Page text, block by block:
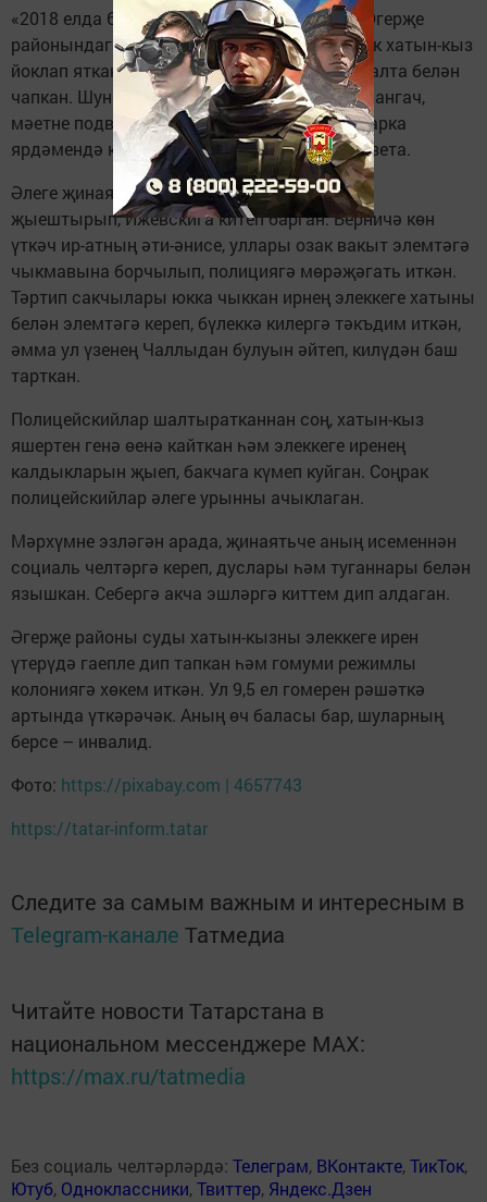
«2018 елда 6 июньнән 7сенә каршы төндә Әгерҗе
районындагы бер авылда яшәүче 33 яшьлек хатын-кыз
йоклап яткан иренең муенына ике тапкыр балта белән
чапкан. Шуннан соң аның үле икәнлегенә инангач,
мәетне подвалга ташлаган һәм балта, болгарка
ярдәмендә кисәкләргә аерган», - дип яза газета.
Әлеге җинаятьне кылганнан соң, хатын өен
җыештырып, Ижевскига китеп барган. Берничә көн
үткәч ир-атның әти-әнисе, уллары озак вакыт элемтәгә
чыкмавына борчылып, полициягә мөрәҗәгать иткән.
Тәртип сакчылары юкка чыккан ирнең элеккеге хатыны
белән элемтәгә кереп, бүлеккә килергә тәкъдим иткән,
әмма ул үзенең Чаллыдан булуын әйтеп, килүдән баш
тарткан.
Полицейскийлар шалтыратканнан соң, хатын-кыз
яшертен генә өенә кайткан һәм элеккеге иренең
калдыкларын җыеп, бакчага күмеп куйган. Соңрак
полицейскийлар әлеге урынны ачыклаган.
Мәрхүмне эзләгән арада, җинаятьче аның исеменнән
социаль челтәргә кереп, дуслары һәм туганнары белән
язышкан. Себергә акча эшләргә киттем дип алдаган.
Әгерҗе районы суды хатын-кызны элеккеге ирен
үтерүдә гаепле дип тапкан һәм гомуми режимлы
колониягә хөкем иткән. Ул 9,5 ел гомерен рәшәткә
артында үткәрәчәк. Аның өч баласы бар, шуларның
берсе – инвалид.
Фото: https://pixabay.com | 4657743
https://tatar-inform.tatar
Следите за самым важным и интересным в
Telegram-канале Татмедиа
Читайте новости Татарстана в
национальном мессенджере MАХ:
https://max.ru/tatmedia
Без социаль челтәрләрдә: Телеграм, ВКонтакте,ТикТок,
Ютуб, Одноклассники,Твиттер, Яндекс.Дзен